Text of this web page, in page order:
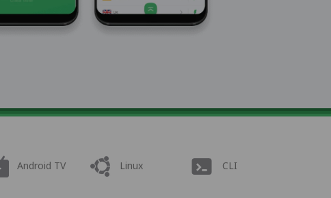
Android TV Linux CLI